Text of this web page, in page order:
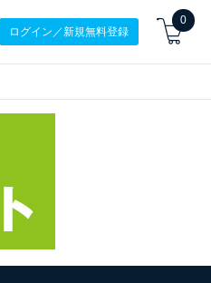
ログイン／新規無料登録
0